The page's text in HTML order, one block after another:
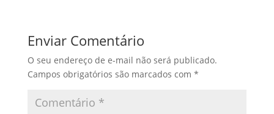
Enviar Comentário
O seu endereço de e-mail não será publicado.
Campos obrigatórios são marcados com *